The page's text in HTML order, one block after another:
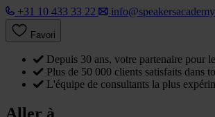
+31 10 433 33 22
Favori
Depuis 30 ans, votre partenaire pour
Plus de 50 000 clients satisfaits dans
L'équipe de consultants la plus